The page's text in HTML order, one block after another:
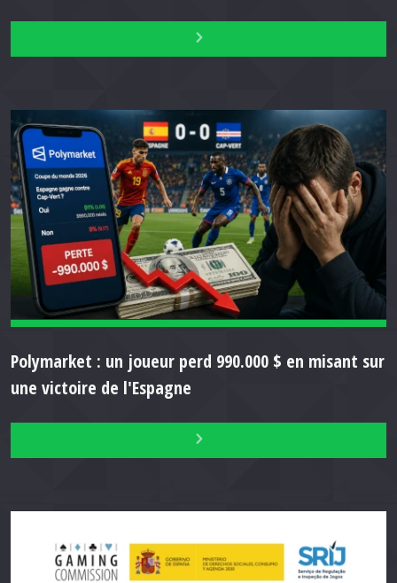
Polymarket : un joueur perd 990.000 $ en misant sur
une victoire de l'Espagne